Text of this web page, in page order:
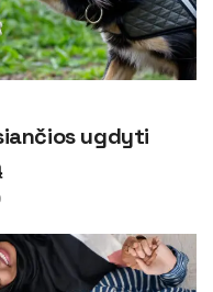
ugdyti